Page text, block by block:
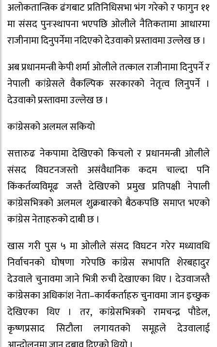
अलोकतान्त्रिक ढंगबाट प्रतिनिधिसभा भंग गरेको र फागुन ११
मा संसद पुनःस्थापना भएपछि ओलीले नैतिकतामा आधारमा
राजीनामा दिनुपर्नेमा नदिएको देउवाको प्रस्तावमा उल्लेख छ ।
अब प्रधानमन्त्री केपी शर्मा ओलीले तत्काल राजीनामा दिनुपर्ने र
नेपाली कांग्रेसले वैकल्पिक सरकारको नेतृत्व लिनुपर्ने ।
देउवाको प्रस्तावमा उल्लेख छ ।
कांग्रेसको अलमल सकियो
सत्तारुढ नेकपामा देखिएको किचलो र प्रधानमन्त्री ओलीले
संसद विघटनजस्तो असंवैधानिक कदम चाल्दा पनि
किंकर्तव्यविमूढ जस्तै देखिएको प्रमुख प्रतिपक्षी नेपाली
कांग्रेसभित्रको अलमल शुक्रबारको बैठकपछि समाप्त भएको
कांग्रेस नेताहरुको दाबी छ ।
खास गरी पुस ५ मा ओलीले संसद विघटन गरेर मध्यावधि
निर्वाचनको घोषणा गरेपछि कांग्रेस सभापति शेरबहादुर
देउवाले चुनावमा जाने भित्री रुची देखाएका थिए । देउवाजस्तै
कांग्रेसका अधिकांश नेता–कार्यकर्ताहरु चुनावमा जान इच्छुक
देखिएका थिए । तर, कांग्रेसभित्रको रामचन्द्र पौडेल,
कृष्णप्रसाद सिटौला लगायतको समूहले देउवालाई